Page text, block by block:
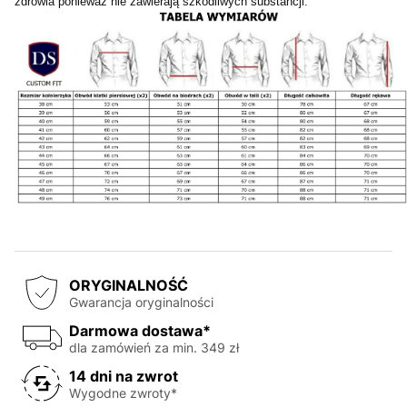
ORYGINALNOŚĆ
Gwarancja oryginalności
Darmowa dostawa*
dla zamówień za min. 349 zł
14 dni na zwrot
Wygodne zwroty*